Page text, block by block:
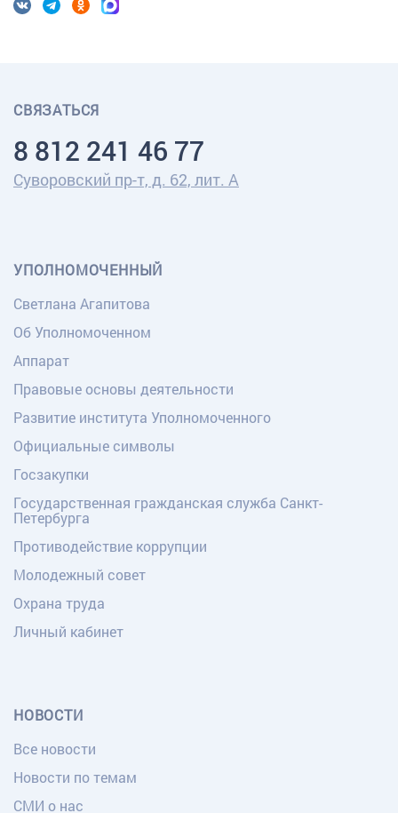
СВЯЗАТЬСЯ
8 812 241 46 77
Суворовский пр-т, д. 62, лит. А
УПОЛНОМОЧЕННЫЙ
Светлана Агапитова
Об Уполномоченном
Аппарат
Правовые основы деятельности
Развитие института Уполномоченного
Официальные символы
Госзакупки
Государственная гражданская служба Санкт-
Петербурга
Противодействие коррупции
Молодежный совет
Охрана труда
Личный кабинет
НОВОСТИ
Все новости
Новости по темам
СМИ о нас